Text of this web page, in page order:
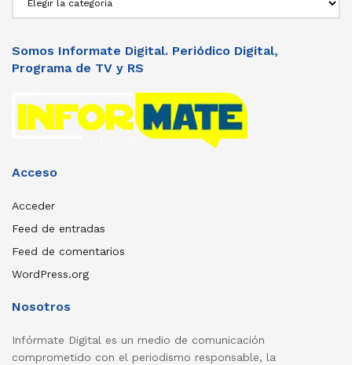
Somos Informate Digital. Periódico Digital,
Programa de TV y RS
Acceso
Acceder
Feed de entradas
Feed de comentarios
WordPress.org
Nosotros
Infórmate Digital es un medio de comunicación
comprometido con el periodismo responsable, la